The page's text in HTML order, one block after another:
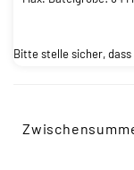
Bitte stelle sicher,